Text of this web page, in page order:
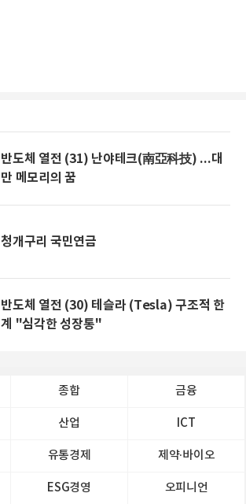
반도체 열전 (31) 난야테크(南亞科技) ...대
만 메모리의 꿈
청개구리 국민연금
반도체 열전 (30) 테슬라 (Tesla) 구조적 한
계 "심각한 성장통"
종합 금융
산업 ICT
유통경제 제약∙바이오
ESG경영 오피니언